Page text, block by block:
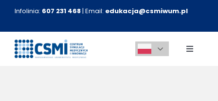
zawartości
Infolinia: 607 231 468| Email: edukacja@csmiwum.pl
Toggle